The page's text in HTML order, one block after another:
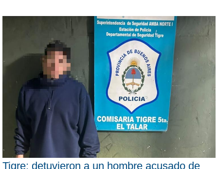
Tigre: detuvieron a un hombre acusado de